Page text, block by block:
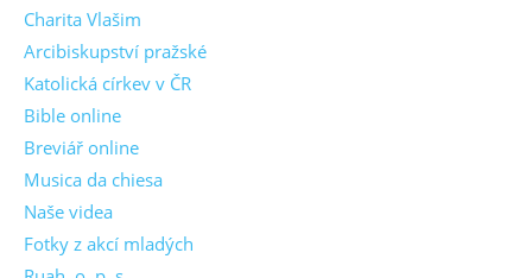
Charita Vlašim
Arcibiskupství pražské
Katolická církev v ČR
Bible online
Breviář online
Musica da chiesa
Naše videa
Fotky z akcí mladých